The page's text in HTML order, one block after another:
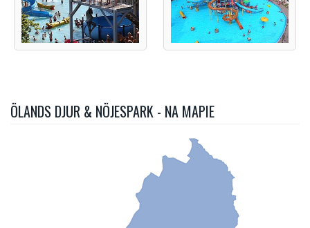
ÖLANDS DJUR & NÖJESPARK - NA MAPIE